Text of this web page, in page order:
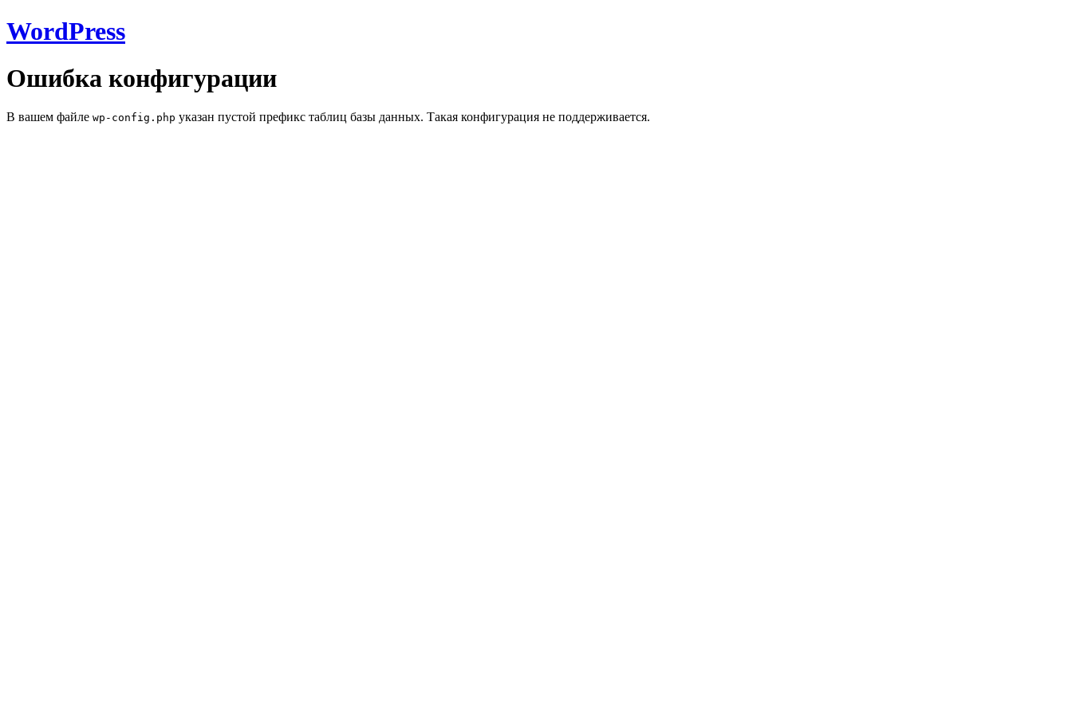
WordPress
Ошибка конфигурации
В вашем файле wp-config.php указан пустой префикс таблиц базы данных. Такая конфигурация не поддерживается.